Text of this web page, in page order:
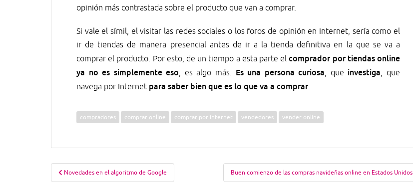
opinión más contrastada sobre el producto que van a comprar.
Si vale el símil, el visitar las redes sociales o los foros de opinión en Internet, sería como el
ir de tiendas de manera presencial antes de ir a la tienda definitiva en la que se va a
comprar el producto. Por esto, de un tiempo a esta parte elcomprador por tiendas online
ya no es simplemente eso, es algo más. Es una persona curiosa, que investiga, que
navega por Internet para saber bien que es lo que va a comprar.
compradores comprar online comprar por internet vendedores vender online
Navegación
de
Novedades en el algoritmo de Google Buen comienzo de las compras navideñas online en Estados Unidos